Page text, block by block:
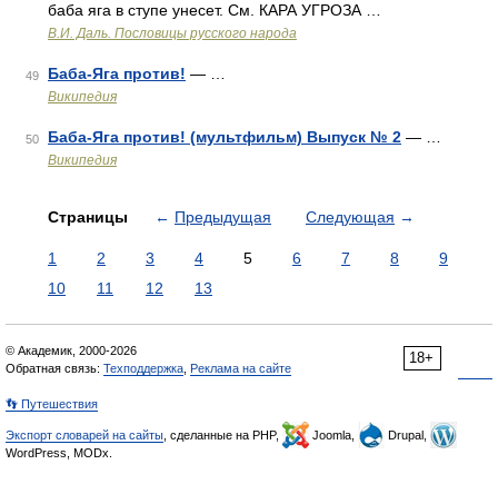
баба яга в ступе унесет. См. КАРА УГРОЗА …
В.И. Даль. Пословицы русского народа
49 Баба-Яга против! — …
Википедия
50 Баба-Яга против! (мультфильм) Выпуск № 2 — …
Википедия
Страницы ← Предыдущая Следующая →
1 2 3 4 5 6 7 8
9
10
11 12 13
18+
© Академик, 2000-2026
Обратная связь: Техподдержка Реклама на сайте
👣 Путешествия
Экспорт словарей на сайты , сделанные на PHP, Joomla,
Drupal,
WordPress, MODx.